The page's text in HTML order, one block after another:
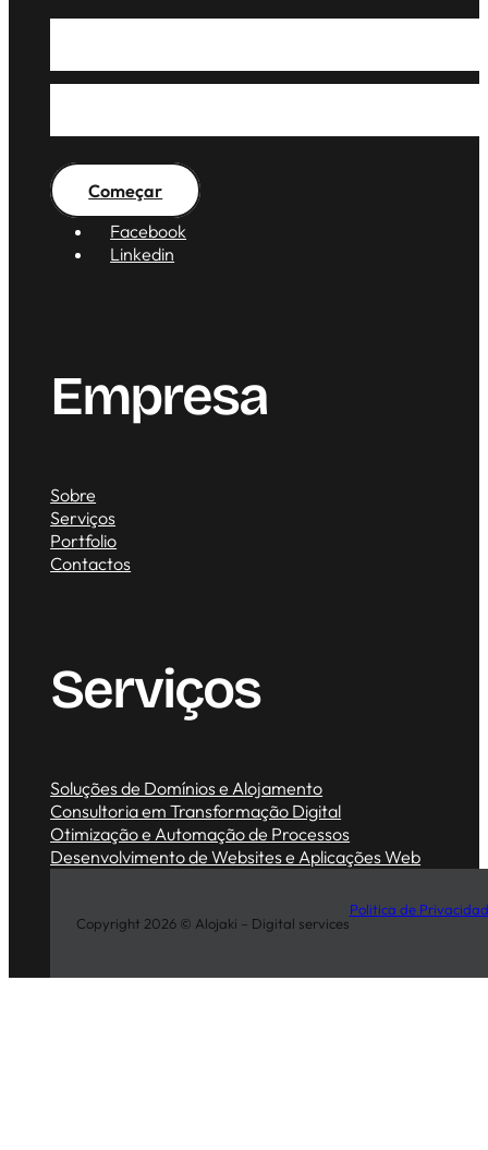
Começar
Facebook
Linkedin
Empresa
Sobre
Serviços
Portfolio
Contactos
Serviços
Soluções de Domínios e Alojamento
Consultoria em Transformação Digital
Otimização e Automação de Processos
Desenvolvimento de Websites e Aplicações Web
Copyright 2026 © Alojaki – Digital services
Politica de